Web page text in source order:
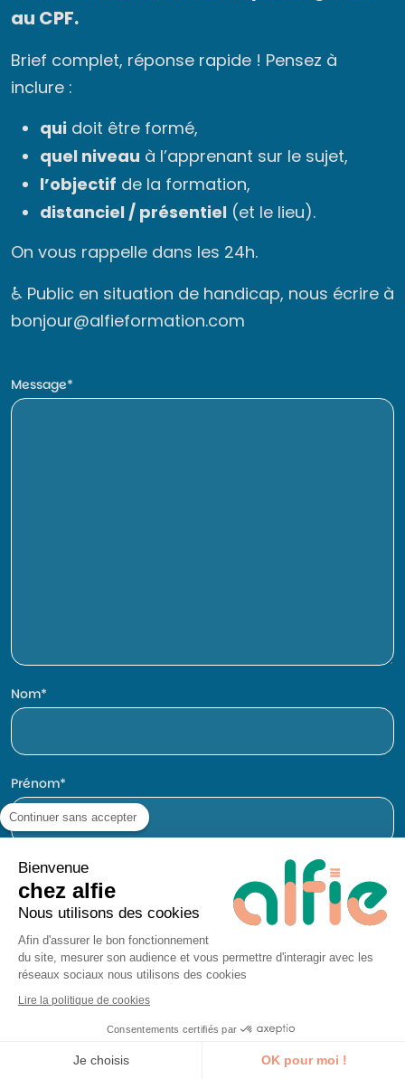
au CPF.
Brief complet, réponse rapide ! Pensez à
inclure :
qui doit être formé,
quel niveau à l’apprenant sur le sujet,
l’objectif de la formation,
distanciel / présentiel (et le lieu).
On vous rappelle dans les 24h.
♿ Public en situation de handicap, nous écrire à
bonjour@alfieformation.com
Message
Nom
Prénom
Entreprise
E-mail
Téléphone
Continuer sans accepter
Bienvenue
chez alfie
Nous utilisons des cookies
Afin d'assurer le bon fonctionnement
du site, mesurer son audience et vous permettre d'interagir avec les
réseaux sociaux nous utilisons des cookies
Lire la politique de cookies
Consentements certifiés par
Je choisis OK pour moi !